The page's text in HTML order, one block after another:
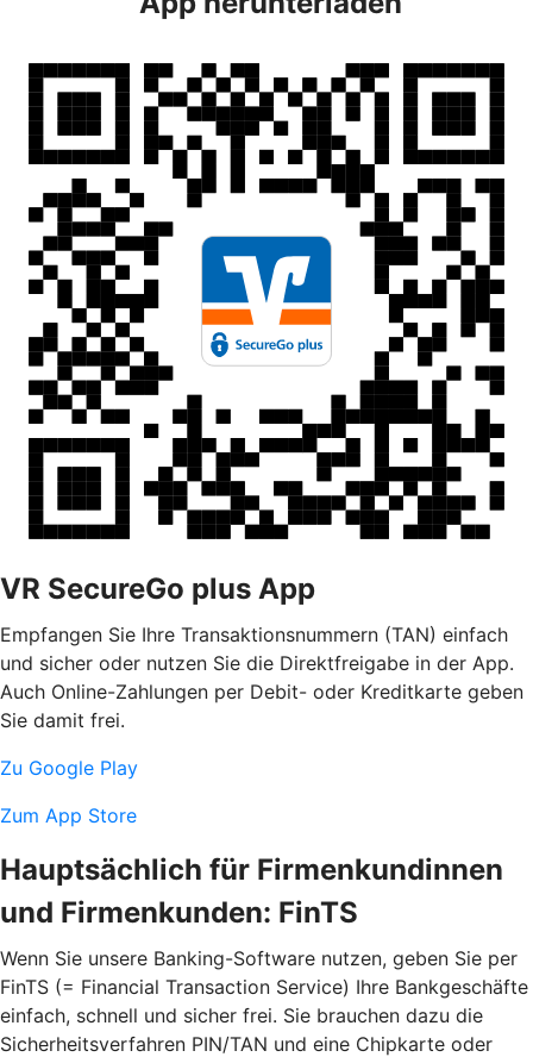
VR SecureGo plus App
Empfangen Sie Ihre Transaktionsnummern (TAN) einfach
und sicher oder nutzen Sie die Direktfreigabe in der App.
Auch Online-Zahlungen per Debit- oder Kreditkarte geben
Sie damit frei.
Zu Google Play
Zum App Store
Hauptsächlich für Firmenkundinnen
und Firmenkunden: FinTS
Wenn Sie unsere Banking-Software nutzen, geben Sie per
FinTS (= Financial Transaction Service) Ihre Bankgeschäfte
einfach, schnell und sicher frei. Sie brauchen dazu die
Sicherheitsverfahren PIN/TAN und eine Chipkarte oder